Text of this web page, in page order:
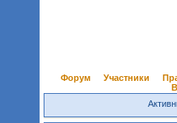
Форум Участники